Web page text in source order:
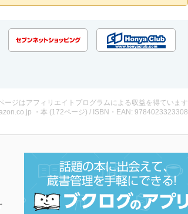
ージはアフィリエイトプログラムによる収益を得ています
・本 (172ページ) / ISBN・EAN: 9784023323308